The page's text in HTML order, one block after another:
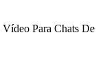
Para Chats De